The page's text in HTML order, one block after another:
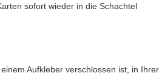
sofort wieder in die Schachtel
Aufkleber verschlossen ist, in Ihrer